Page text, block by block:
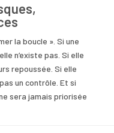
la boucle ». Si une
n’existe pas. Si elle
repoussée. Si elle
un contrôle. Et si
sera jamais priorisée